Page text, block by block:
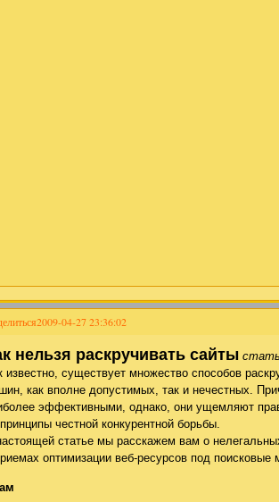
2009-04-27 23:36:02
нельзя раскручивать сайты
известно, существует множество способов
как вполне допустимых, так и нечестных.
эффективными, однако, они ущемляют
честной конкурентной борьбы.
статье мы расскажем вам о
оптимизации веб-ресурсов под